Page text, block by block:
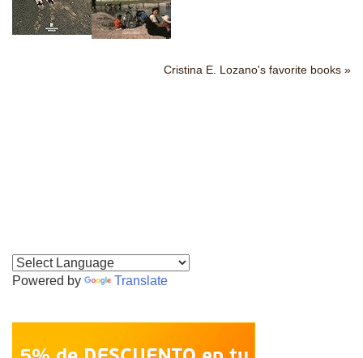
Cristina E. Lozano's favorite books »
Powered by Translate